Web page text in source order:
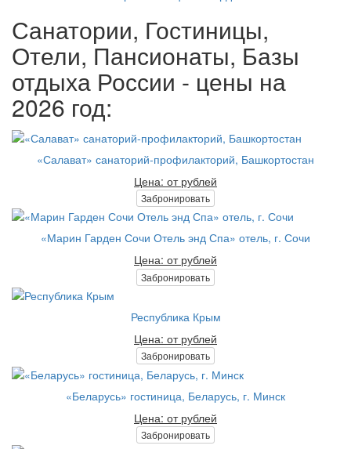
Санатории, Гостиницы,
Отели, Пансионаты, Базы
отдыха России - цены на
2026 год:
«Салават» санаторий-профилакторий, Башкортостан
Цена: от рублей
Забронировать
«Марин Гарден Сочи Отель энд Спа» отель, г. Сочи
Цена: от рублей
Забронировать
Республика Крым
Цена: от рублей
Забронировать
«Беларусь» гостиница, Беларусь, г. Минск
Цена: от рублей
Забронировать